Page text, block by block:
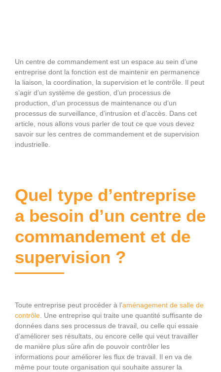
Un centre de commandement est un espace au sein d’une
entreprise dont la fonction est de maintenir en permanence
la liaison, la coordination, la supervision et le contrôle. Il peut
s’agir d’un système de gestion, d’un processus de
production, d’un processus de maintenance ou d’un
processus de surveillance, d’intrusion et d’accès. Dans cet
article, nous allons vous parler de tout ce que vous devez
savoir sur les centres de commandement et de supervision
industrielle.
Quel type d’entreprise
a besoin d’un centre de
commandement et de
supervision ?
Toute entreprise peut procéder à l’aménagement de salle de
contrôle . Une entreprise qui traite une quantité suffisante de
données dans ses processus de travail, ou celle qui essaie
d’améliorer ses résultats, ou encore celle qui veut travailler
de manière plus sûre afin de pouvoir contrôler les
informations pour améliorer les flux de travail. Il en va de
même pour toute organisation qui souhaite assurer la